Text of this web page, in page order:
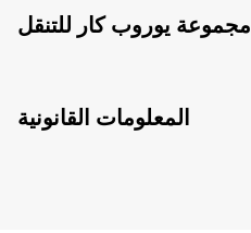
مجموعة يوروب كار للتنقل
المعلومات القانونية